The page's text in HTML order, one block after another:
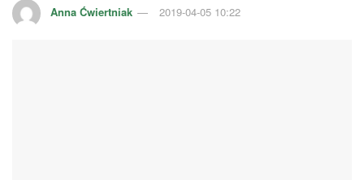
Anna Ćwiertniak 2019-04-05 10:22